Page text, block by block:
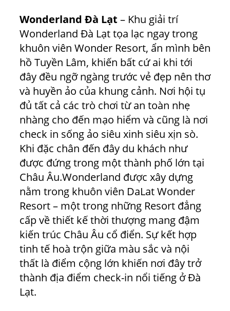
Wonderland Đà Lạt – Khu giải trí
Wonderland Đà Lạt tọa lạc ngay trong
khuôn viên Wonder Resort, ẩn mình bên
hồ Tuyền Lâm, khiến bất cứ ai khi tới
đây đều ngỡ ngàng trước vẻ đẹp nên thơ
và huyền ảo của khung cảnh. Nơi hội tụ
đủ tất cả các trò chơi từ an toàn nhẹ
nhàng cho đến mạo hiểm và cũng là nơi
check in sống ảo siêu xinh siêu xịn sò.
Khi đặc chân đến đây du khách như
được đứng trong một thành phố lớn tại
Châu Âu.Wonderland được xây dựng
nằm trong khuôn viên DaLat Wonder
Resort – một trong những Resort đẳng
cấp về thiết kế thời thượng mang đậm
kiến trúc Châu Âu cổ điển. Sự kết hợp
tinh tế hoà trộn giữa màu sắc và nội
thất là điểm cộng lớn khiến nơi đây trở
thành địa điểm check-in nổi tiếng ở Đà
Lạt.